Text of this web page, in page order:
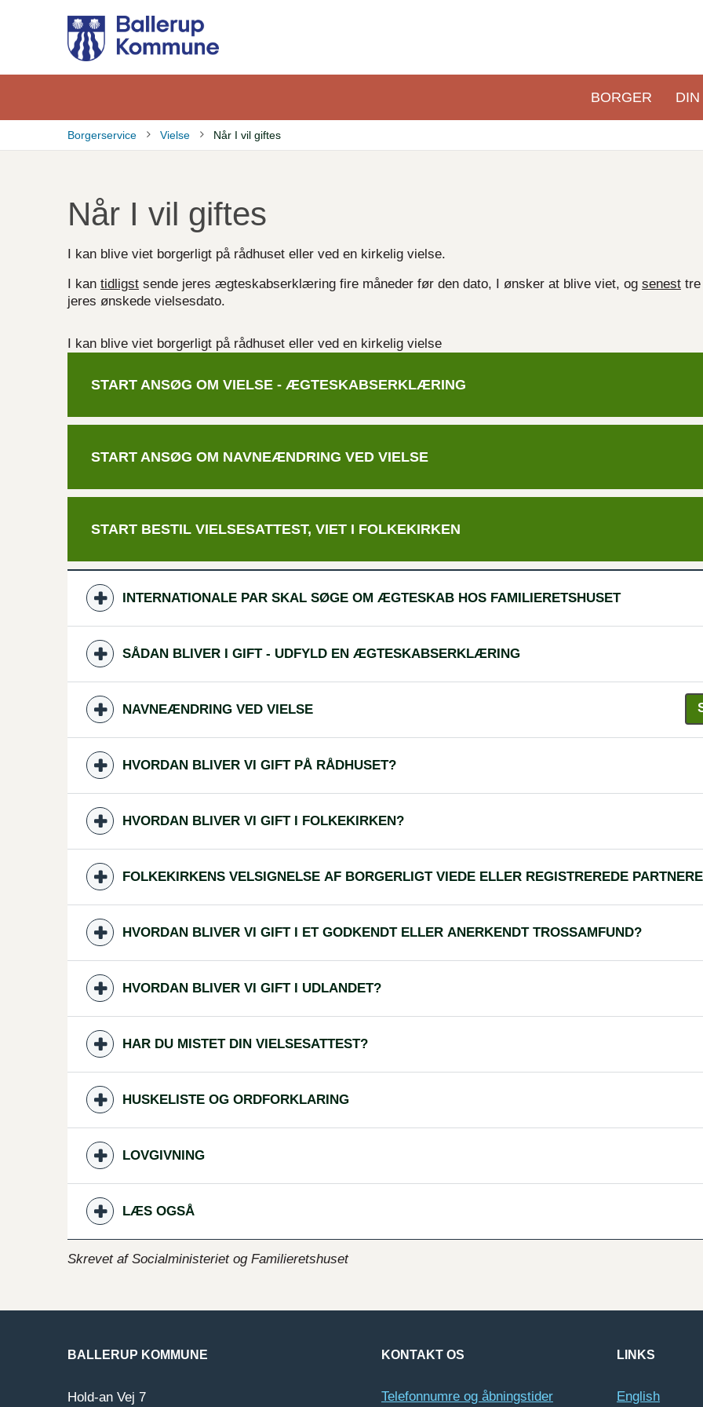
hovedindhold
Primær
BORGER
Borgerservice Vielse Når I vil giftes
Når I vil giftes
I kan blive viet borgerligt på rådhuset eller ved en kirkelig vielse.
I kan tidligst sende jeres ægteskabserklæring fire måneder før den dato, I ønsker at blive viet, og senest
jeres ønskede vielsesdato.
I kan blive viet borgerligt på rådhuset eller ved en kirkelig vielse
START ANSØG OM VIELSE - ÆGTESKABSERKLÆRING
START ANSØG OM NAVNEÆNDRING VED VIELSE
START BESTIL VIELSESATTEST, VIET I FOLKEKIRKEN
INTERNATIONALE PAR SKAL SØGE OM ÆGTESKAB HOS FAMILIERETSHUSET
SÅDAN BLIVER I GIFT - UDFYLD EN ÆGTESKABSERKLÆRING
NAVNEÆNDRING VED VIELSE
HVORDAN BLIVER VI GIFT PÅ RÅDHUSET?
HVORDAN BLIVER VI GIFT I FOLKEKIRKEN?
FOLKEKIRKENS VELSIGNELSE AF BORGERLIGT VIEDE ELLER REGISTREREDE PARTNERE
HVORDAN BLIVER VI GIFT I ET GODKENDT ELLER ANERKENDT TROSSAMFUND?
HVORDAN BLIVER VI GIFT I UDLANDET?
HAR DU MISTET DIN VIELSESATTEST?
HUSKELISTE OG ORDFORKLARING
LOVGIVNING
LÆS OGSÅ
Skrevet af Socialministeriet og Familieretshuset
BALLERUP KOMMUNE
Hold-an Vej 7
KONTAKT OS
Telefonnumre og åbningstider
LINKS
English